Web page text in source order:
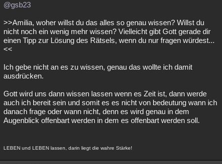
@gsb23
>>Amilia, woher willst du das alles so genau wissen? Willst du
nicht noch ein wenig mehr wissen? Vielleicht gibt Gott gerade dir
einen Tipp zur Lösung des Rätsels, wenn du nur fragen würdest...
<<
Ich gebe nicht an es zu wissen, genau das wollte ich damit
ausdrücken.
Gott wird uns dann wissen lassen wenn es Zeit ist, dann werde
auch ich bereit sein und somit es es nicht von bedeutung wann ich
danach frage oder wann nicht, denn es wird genau in dem
Augenblick offenbart werden in dem es offenbart werden soll.
LEBEN und LEBEN lassen, darin liegt die wahre Stärke!